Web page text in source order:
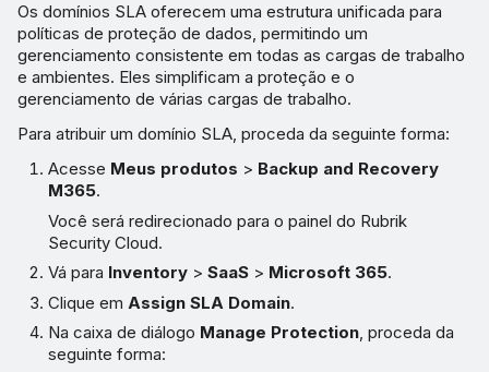
Os domínios SLA oferecem uma estrutura unificada para
políticas de proteção de dados, permitindo um
gerenciamento consistente em todas as cargas de trabalho
e ambientes. Eles simplificam a proteção e o
gerenciamento de várias cargas de trabalho.
Para atribuir um domínio SLA, proceda da seguinte forma:
Acesse Meus produtos > Backup and Recovery
M365.
Você será redirecionado para o painel do Rubrik
Security Cloud.
Vá para Inventory >SaaS > Microsoft 365.
Clique emAssign SLA Domain.
Na caixa de diálogo Manage Protection, proceda da
seguinte forma: